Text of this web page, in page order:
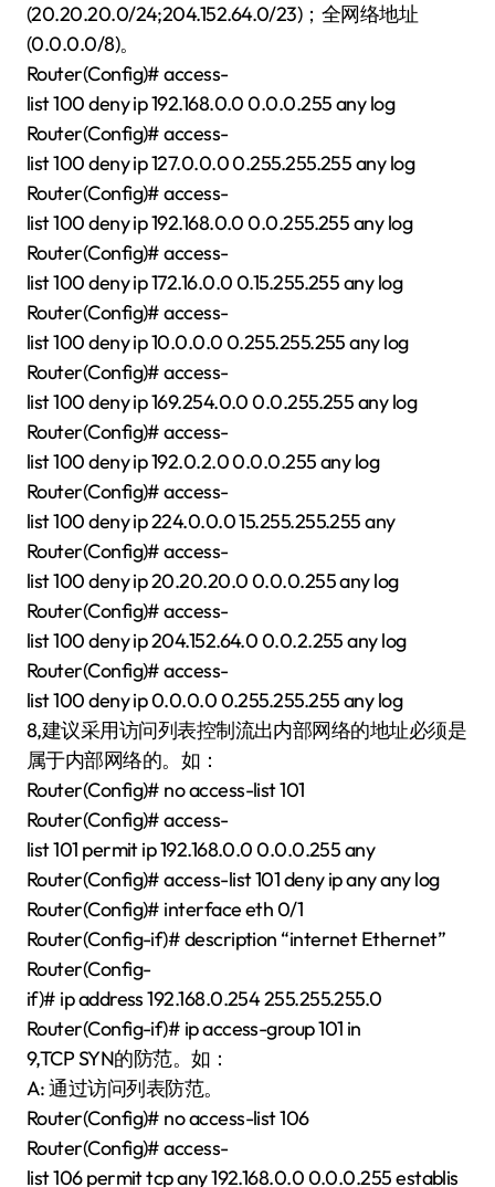
(20.20.20.0/24;204.152.64.0/23)；全网络地址
(0.0.0.0/8)。
Router(Config)# access-
list 100 deny ip 192.168.0.0 0.0.0.255 any log
Router(Config)# access-
list 100 deny ip 127.0.0.0 0.255.255.255 any log
Router(Config)# access-
list 100 deny ip 192.168.0.0 0.0.255.255 any log
Router(Config)# access-
list 100 deny ip 172.16.0.0 0.15.255.255 any log
Router(Config)# access-
list 100 deny ip 10.0.0.0 0.255.255.255 any log
Router(Config)# access-
list 100 deny ip 169.254.0.0 0.0.255.255 any log
Router(Config)# access-
list 100 deny ip 192.0.2.0 0.0.0.255 any log
Router(Config)# access-
list 100 deny ip 224.0.0.0 15.255.255.255 any
Router(Config)# access-
list 100 deny ip 20.20.20.0 0.0.0.255 any log
Router(Config)# access-
list 100 deny ip 204.152.64.0 0.0.2.255 any log
Router(Config)# access-
list 100 deny ip 0.0.0.0 0.255.255.255 any log
8,建议采用访问列表控制流出内部网络的地址必须是
属于内部网络的。如：
Router(Config)# no access-list 101
Router(Config)# access-
list 101 permit ip 192.168.0.0 0.0.0.255 any
Router(Config)# access-list 101 deny ip any any log
Router(Config)# interface eth 0/1
Router(Config-if)# description “internet Ethernet”
Router(Config-
if)# ip address 192.168.0.254 255.255.255.0
Router(Config-if)# ip access-group 101 in
9,TCP SYN的防范。如：
A: 通过访问列表防范。
Router(Config)# no access-list 106
Router(Config)# access-
list 106 permit tcp any 192.168.0.0 0.0.0.255 establis